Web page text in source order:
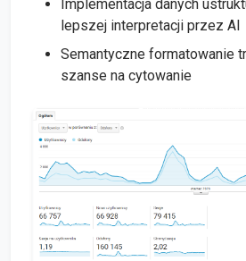
Implementacja danych
lepszej interpretacji przez AI
Semantyczne formatowanie
szanse na cytowanie